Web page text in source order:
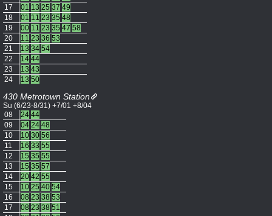
17
01 13 25 37 49
18
01 11 23 35 48
19
00 11 23 35 47 58
20
11 23 36 53
21
13 34 54
22
14 44
23
13 43
24
13 50
430 Metrotown Station
Su (6/23-8/31) +7/01 +8/04
08
24 44
09
04 24 48
10
10 30 56
11
16 33 55
12
15 35 55
13
15 35 57
14
20 42 55
15
10 25 40 54
16
08 23 38 53
17
08 23 38 51